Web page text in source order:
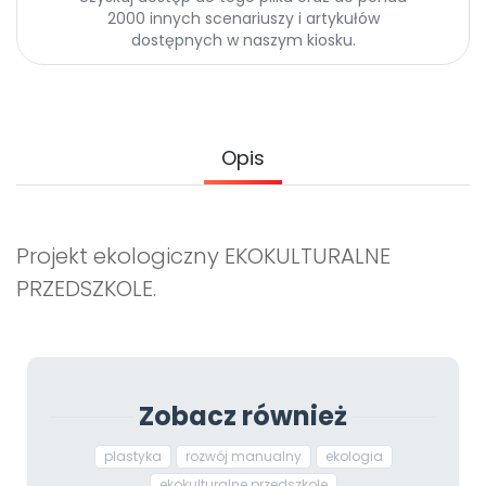
Archiwalne numery
Pomoc
Promocje
2000 innych scenariuszy i artykułów
dostępnych w naszym kiosku.
Opis
Projekt ekologiczny EKOKULTURALNE
PRZEDSZKOLE.
Zobacz również
plastyka rozwój manualny
ekologia